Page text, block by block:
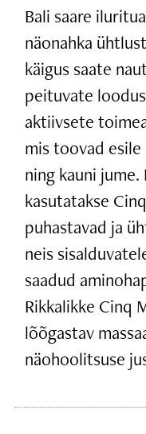
Bali saare
näonahka
käigus saate
peituvate
aktiivsete
mis toovad esile
ning kauni jume.
kasutatakse
puhastavad ja
neis
saadud
Rikkalikke Cinq
lõõgastav
näohoolitsuse